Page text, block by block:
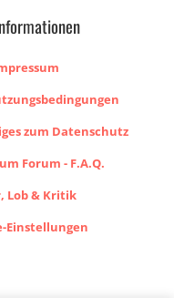
zum Datenschutz
Forum - F.A.Q.
Lob & Kritik
Einstellungen